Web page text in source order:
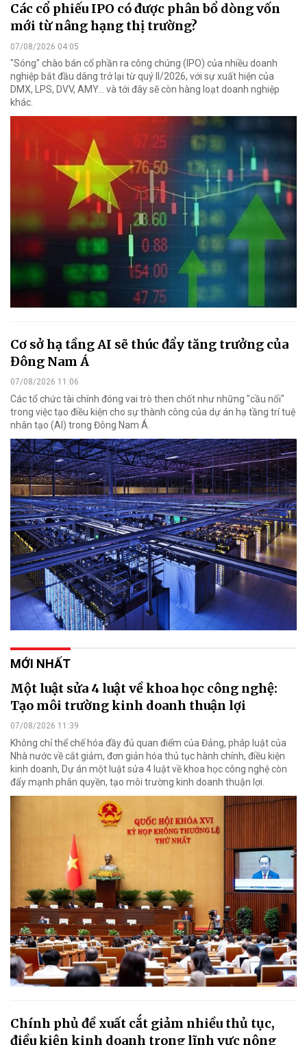
Các cổ phiếu IPO có được phân bổ dòng vốn
mới từ nâng hạng thị trường?
07/08/2026 04:05
"Sóng" chào bán cổ phần ra công chúng (IPO) của nhiều doanh
nghiệp bắt đầu dâng trở lại từ quý II/2026, với sự xuất hiện của
DMX, LPS, DVV, AMY... và tới đây sẽ còn hàng loạt doanh nghiệp
khác.
Cơ sở hạ tầng AI sẽ thúc đẩy tăng trưởng của
Đông Nam Á
07/08/2026 11:06
Các tổ chức tài chính đóng vai trò then chốt như những "cầu nối"
trong việc tạo điều kiện cho sự thành công của dự án hạ tầng trí tuệ
nhân tạo (AI) trong Đông Nam Á.
MỚI NHẤT
Một luật sửa 4 luật về khoa học công nghệ:
Tạo môi trường kinh doanh thuận lợi
07/08/2026 11:39
Không chỉ thể chế hóa đầy đủ quan điểm của Đảng, pháp luật của
Nhà nước về cắt giảm, đơn giản hóa thủ tục hành chính, điều kiện
kinh doanh, Dự án một luật sửa 4 luật về khoa học công nghệ còn
đẩy mạnh phân quyền, tạo môi trường kinh doanh thuận lợi.
Chính phủ đề xuất cắt giảm nhiều thủ tục,
điều kiện kinh doanh trong lĩnh vực nông